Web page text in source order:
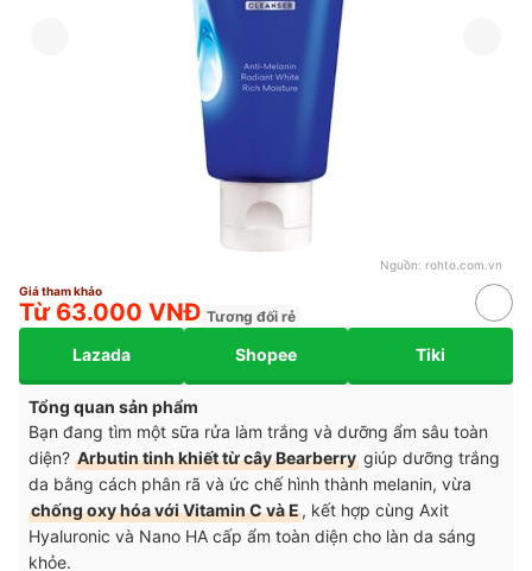
Nguồn: rohto.com.vn
Giá tham khảo
Từ 63.000 VNĐ Tương đối rẻ
Lazada Shopee Tiki
Tổng quan sản phẩm
Bạn đang tìm một sữa rửa làm trắng và dưỡng ẩm sâu toàn
diện? Arbutin tinh khiết từ cây Bearberry giúp dưỡng trắng
da bằng cách phân rã và ức chế hình thành melanin, vừa
chống oxy hóa với Vitamin C và E, kết hợp cùng Axit
Hyaluronic và Nano HA cấp ẩm toàn diện cho làn da sáng
khỏe.